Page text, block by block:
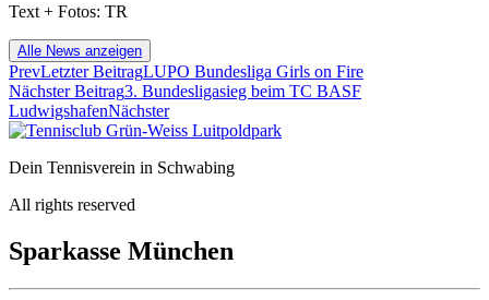
Text + Fotos: TR
Alle News anzeigen
PrevLetzter BeitragLUPO Bundesliga Girls on Fire
Nächster Beitrag3. Bundesligasieg beim TC BASF
LudwigshafenNächster
Dein Tennisverein in Schwabing
All rights reserved
Sparkasse München